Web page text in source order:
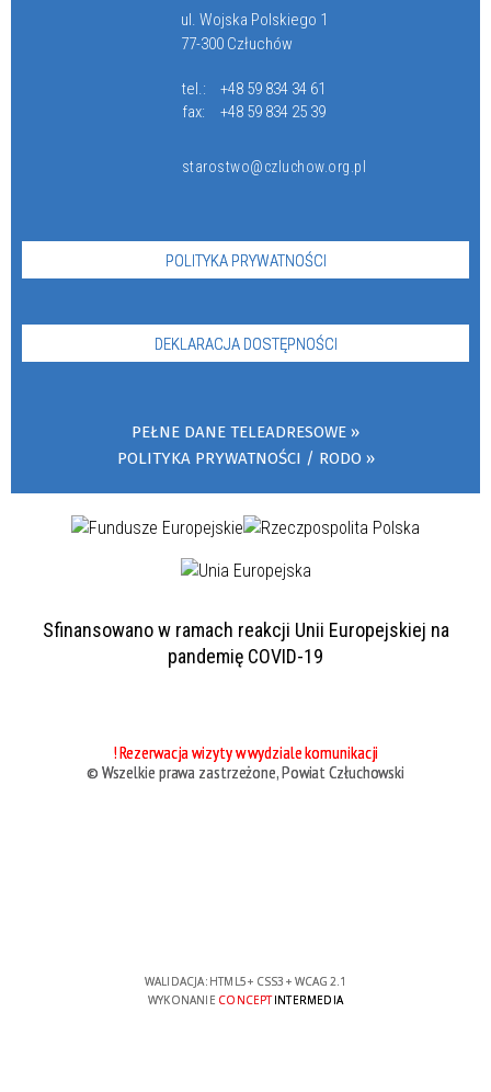
ul. Wojska Polskiego 1
77-300 Człuchów
tel.:
+48 59 834 34 61
fax:
+48 59 834 25 39
starostwo@czluchow.org.pl
POLITYKA PRYWATNOŚCI
DEKLARACJA DOSTĘPNOŚCI
PEŁNE DANE TELEADRESOWE
POLITYKA PRYWATNOŚCI / RODO
Sfinansowano w ramach reakcji Unii Europejskiej na
pandemię COVID-19
! Rezerwacja wizyty w wydziale komunikacji
© Wszelkie prawa zastrzeżone, Powiat Człuchowski
WALIDACJA: HTML5+ CSS3 + WCAG 2.1
WYKONANIE CONCEPTINTERMEDIA